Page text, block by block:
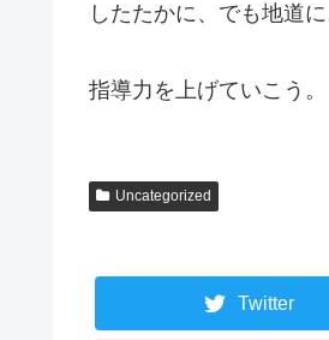
したたかに、でも地道に
指導力を上げていこう。
Uncategorized
Twitter